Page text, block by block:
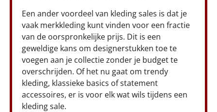
Een ander voordeel van kleding sales is dat je
vaak merkkleding kunt vinden voor een fractie
van de oorspronkelijke prijs. Dit is een
geweldige kans om designerstukken toe te
voegen aan je collectie zonder je budget te
overschrijden. Of het nu gaat om trendy
kleding, klassieke basics of statement
accessoires, er is voor elk wat wils tijdens een
kleding sale.